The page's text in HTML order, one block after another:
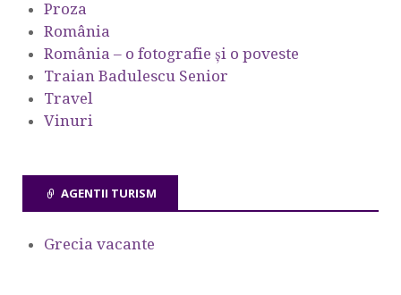
Proza
România
România – o fotografie şi o poveste
Traian Badulescu Senior
Travel
Vinuri
AGENTII TURISM
Grecia vacante